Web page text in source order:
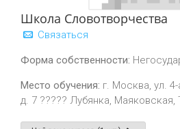
Школа Словотворчества
Связаться
Форма собственности:
Место обучения: г. Москва, ул.
д. 7 ????? Лубянка, Маяковская,